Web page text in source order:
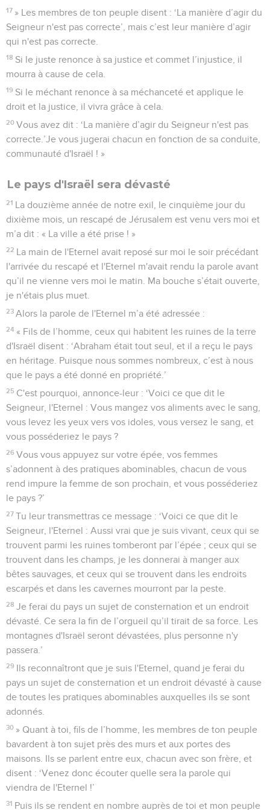
17 » Les membres de ton peuple disent : ‘La manière d’agir du
Seigneur n'est pas correcte’, mais c’est leur manière d’agir
qui n'est pas correcte.
18 Si le juste renonce à sa justice et commet l’injustice, il
mourra à cause de cela.
19 Si le méchant renonce à sa méchanceté et applique le
droit et la justice, il vivra grâce à cela.
20 Vous avez dit : ‘La manière d’agir du Seigneur n'est pas
correcte.’Je vous jugerai chacun en fonction de sa conduite,
communauté d'Israël ! »
Le pays d'Israël sera dévasté
21 La douzième année de notre exil, le cinquième jour du
dixième mois, un rescapé de Jérusalem est venu vers moi et
m’a dit : « La ville a été prise ! »
22 La main de l'Eternel avait reposé sur moi le soir précédant
l'arrivée du rescapé et l'Eternel m'avait rendu la parole avant
qu’il ne vienne vers moi le matin. Ma bouche s’était ouverte,
je n'étais plus muet.
23 Alors la parole de l'Eternel m’a été adressée :
24 « Fils de l’homme, ceux qui habitent les ruines de la terre
d'Israël disent : ‘Abraham était tout seul, et il a reçu le pays
en héritage. Puisque nous sommes nombreux, c’est à nous
que le pays a été donné en propriété.’
25 C'est pourquoi, annonce-leur : ‘Voici ce que dit le
Seigneur, l'Eternel : Vous mangez vos aliments avec le sang,
vous levez les yeux vers vos idoles, vous versez le sang, et
vous posséderiez le pays ?
26 Vous vous appuyez sur votre épée, vos femmes
s’adonnent à des pratiques abominables, chacun de vous
rend impure la femme de son prochain, et vous posséderiez
le pays ?’
27 Tu leur transmettras ce message : ‘Voici ce que dit le
Seigneur, l'Eternel : Aussi vrai que je suis vivant, ceux qui se
trouvent parmi les ruines tomberont par l’épée ; ceux qui se
trouvent dans les champs, je les donnerai à manger aux
bêtes sauvages, et ceux qui se trouvent dans les endroits
escarpés et dans les cavernes mourront par la peste.
28 Je ferai du pays un sujet de consternation et un endroit
dévasté. Ce sera la fin de l’orgueil qu’il tirait de sa force. Les
montagnes d'Israël seront dévastées, plus personne n'y
passera.’
29 Ils reconnaîtront que je suis l'Eternel, quand je ferai du
pays un sujet de consternation et un endroit dévasté à cause
de toutes les pratiques abominables auxquelles ils se sont
adonnés.
30 » Quant à toi, fils de l’homme, les membres de ton peuple
bavardent à ton sujet près des murs et aux portes des
maisons. Ils se parlent entre eux, chacun avec son frère, et
disent : ‘Venez donc écouter quelle sera la parole qui
viendra de l'Eternel !’
31 Puis ils se rendent en nombre auprès de toi et mon peuple